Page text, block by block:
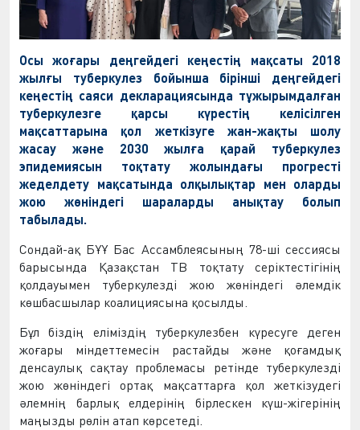
Осы жоғары деңгейдегі кеңестің мақсаты 2018
жылғы туберкулез бойынша бірінші деңгейдегі
кеңестің саяси декларациясында тұжырымдалған
туберкулезге қарсы күрестің келісілген
мақсаттарына қол жеткізуге жан-жақты шолу
жасау және 2030 жылға қарай туберкулез
эпидемиясын тоқтату жолындағы прогресті
жеделдету мақсатында олқылықтар мен оларды
жою жөніндегі шараларды анықтау болып
табылады.
Сондай-ақ БҰҰ Бас Ассамблеясының 78-ші сессиясы
барысында Қазақстан ТВ тоқтату серіктестігінің
қолдауымен туберкулезді жою жөніндегі әлемдік
көшбасшылар коалициясына қосылды.
Бұл біздің еліміздің туберкулезбен күресуге деген
жоғары міндеттемесін растайды және қоғамдық
денсаулық сақтау проблемасы ретінде туберкулезді
жою жөніндегі ортақ мақсаттарға қол жеткізудегі
әлемнің барлық елдерінің бірлескен күш-жігерінің
маңызды рөлін атап көрсетеді.